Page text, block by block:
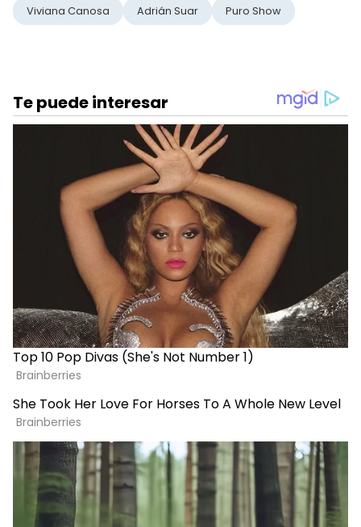
Viviana Canosa Adrián Suar Puro Show